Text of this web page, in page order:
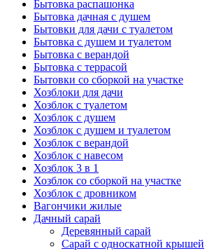
Бытовка распашонка
Бытовка дачная с душем
Бытовки для дачи с туалетом
Бытовка с душем и туалетом
Бытовка с верандой
Бытовка с террасой
Бытовки со сборкой на участке
Хозблоки для дачи
Хозблок с туалетом
Хозблок с душем
Хозблок с душем и туалетом
Хозблок с верандой
Хозблок с навесом
Хозблок 3 в 1
Хозблок со сборкой на участке
Хозблок с дровником
Вагончики жилые
Дачный сарай
Деревянный сарай
Cарай с односкатной крышей